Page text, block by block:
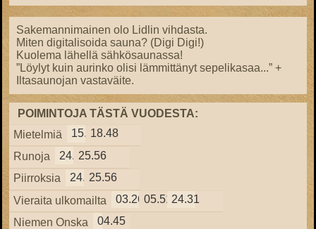
Sakemannimainen olo Lidlin vihdasta.
Miten digitalisoida sauna? (Digi Digi!)
Kuolema lähellä sähkösaunassa!
”Löylyt kuin aurinko olisi lämmittänyt sepelikasaa...” +
Iltasaunojan vastaväite.
POIMINTOJA TÄSTÄ VUODESTA:
Mietelmiä
15.5718.48
Runoja
24.3825.56
Piirroksia
24.3825.56
Vieraita ulkomailta
03.2605.51 24.31
Niemen Onska
04.45